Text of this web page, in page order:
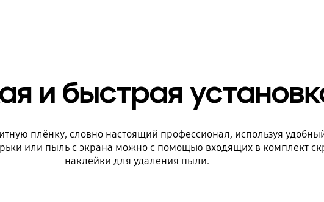
и быстрая
плёнку, словно настоящий профессионал, используя
или пыль с экрана можно с помощью входящих в комплект
наклейки для удаления пыли.